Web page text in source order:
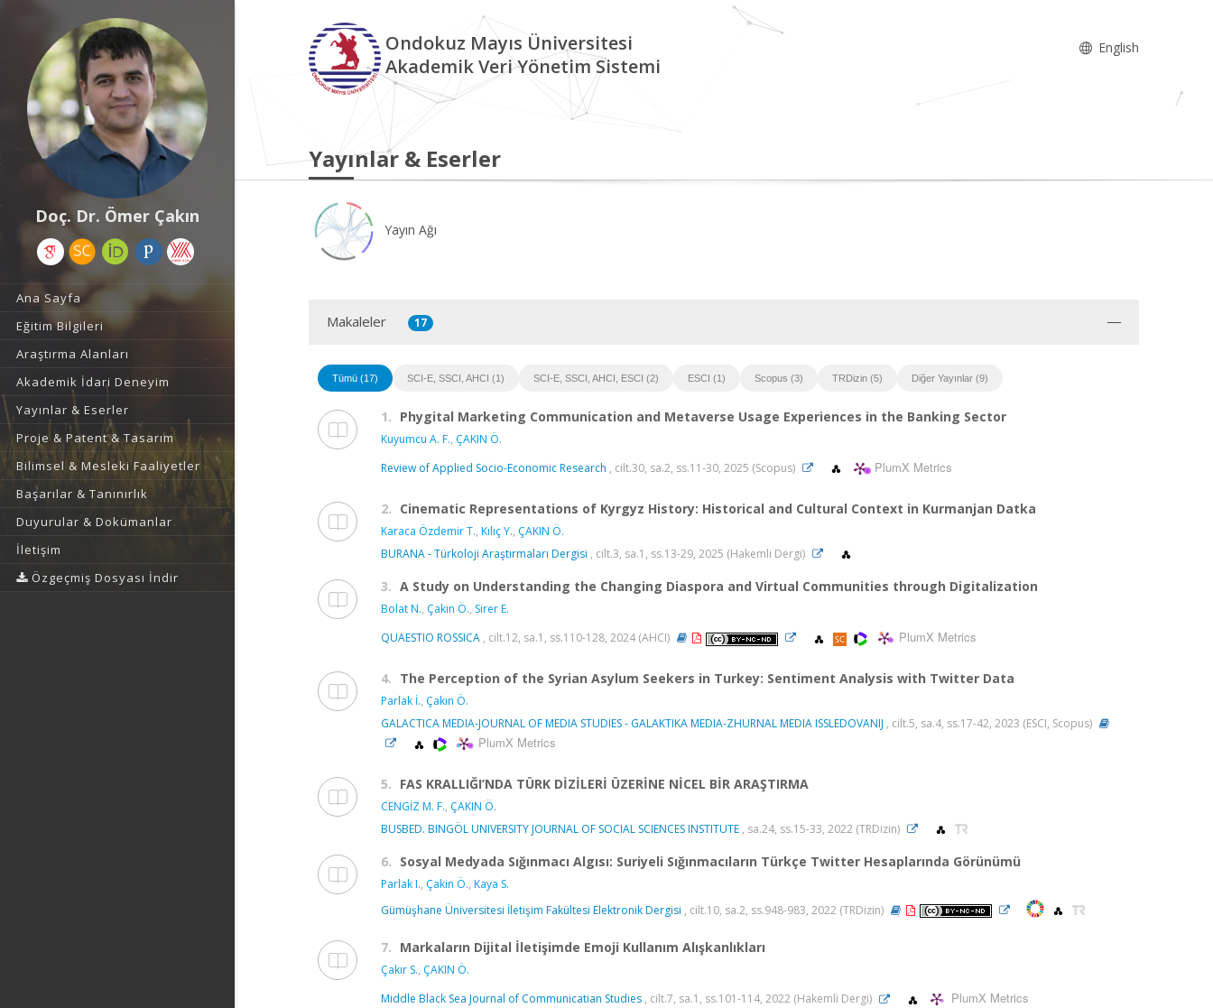
Doç. Dr. Ömer Çakın
Ana Sayfa
Eğitim Bilgileri
Araştırma Alanları
Akademik İdari Deneyim
Yayınlar & Eserler
Proje & Patent & Tasarım
Bilimsel & Mesleki Faaliyetler
Başarılar & Tanınırlık
Duyurular & Dokümanlar
İletişim
Özgeçmiş Dosyası İndir
Ondokuz Mayıs Üniversitesi
Akademik Veri Yönetim Sistemi
English
Yayınlar & Eserler
Yayın Ağı
Makaleler 17
Tümü (17) SCI-E, SSCI, AHCI (1) SCI-E, SSCI, AHCI, ESCI (2) ESCI (1) Scopus (3) TRDizin (5) Diğer Yayınlar (9)
1. Phygital Marketing Communication and Metaverse Usage Experiences in the Banking Sector
Kuyumcu A. F., ÇAKIN Ö.
Review of Applied Socio-Economic Research , cilt.30, sa.2, ss.11-30, 2025 (Scopus) PlumX Metrics
2. Cinematic Representations of Kyrgyz History: Historical and Cultural Context in Kurmanjan Datka
Karaca Özdemir T., Kılıç Y., ÇAKIN Ö.
BURANA - Türkoloji Araştırmaları Dergisi , cilt.3, sa.1, ss.13-29, 2025 (Hakemli Dergi)
3. A Study on Understanding the Changing Diaspora and Virtual Communities through Digitalization
Bolat N., Çakın Ö., Sirer E.
QUAESTIO ROSSICA , cilt.12, sa.1, ss.110-128, 2024 (AHCI) PlumX Metrics
4. The Perception of the Syrian Asylum Seekers in Turkey: Sentiment Analysis with Twitter Data
Parlak İ., Çakın Ö.
GALACTICA MEDIA-JOURNAL OF MEDIA STUDIES - GALAKTIKA MEDIA-ZHURNAL MEDIA ISSLEDOVANIJ , cilt.5, sa.4, ss.17-42, 2023 (ESCI, Scopus)
PlumX Metrics
5. FAS KRALLIĞI’NDA TÜRK DİZİLERİ ÜZERİNE NİCEL BİR ARAŞTIRMA
CENGİZ M. F., ÇAKIN Ö.
BUSBED. BINGÖL UNIVERSITY JOURNAL OF SOCIAL SCIENCES INSTITUTE , sa.24, ss.15-33, 2022 (TRDizin)
6. Sosyal Medyada Sığınmacı Algısı: Suriyeli Sığınmacıların Türkçe Twitter Hesaplarında Görünümü
Parlak I., Çakin Ö., Kaya S.
Gümüşhane Üniversitesi İletişim Fakültesi Elektronik Dergisi , cilt.10, sa.2, ss.948-983, 2022 (TRDizin)
7. Markaların Dijital İletişimde Emoji Kullanım Alışkanlıkları
Çakır S., ÇAKIN Ö.
Middle Black Sea Journal of Communicatian Studies , cilt.7, sa.1, ss.101-114, 2022 (Hakemli Dergi) PlumX Metrics